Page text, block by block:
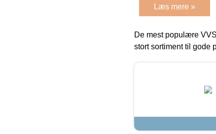
Læs mere »
De mest populære
stort sortiment til gode